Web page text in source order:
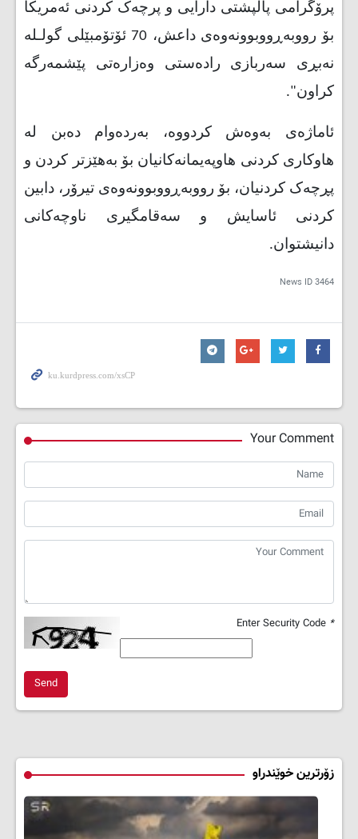
پرۆگرامی پاڵپشتی دارایی و پرچەک کردنی ئەمریکا
بۆ رووبەڕووبوونەوەی داعش، 70 ئۆتۆمبێلی گولـلە
نەبڕی سەربازی رادەستی وەزارەتی پێشمەرگە
کراون".
ئاماژەی بەوەش كردووە، بەردەوام دەبن لە
هاوکاری کردنی هاوپەیمانەکانیان بۆ بەهێزتر کردن و
پڕچەک کردنیان، بۆ رووبەڕووبوونەوەی تیرۆر، دابین
کردنی ئاسایش و سەقامگیری ناوچەکانی
دانیشتوان.
News ID3464
Your Comment
*
Send
زۆرترین خوێندراو